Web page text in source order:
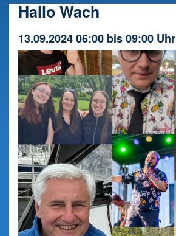
Hallo Wach
13.09.2024 06:00 bis 09:00 Uhr